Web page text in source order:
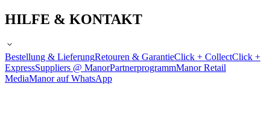
HILFE & KONTAKT
Bestellung & LieferungRetouren & GarantieClick + CollectClick +
ExpressSuppliers @ ManorPartnerprogrammManor Retail
MediaManor auf WhatsApp